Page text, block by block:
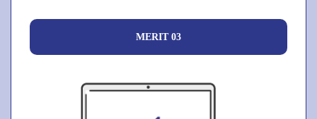
MERIT 03